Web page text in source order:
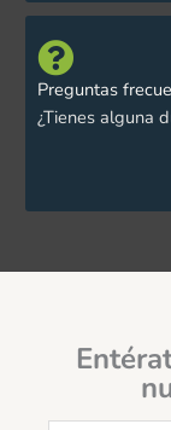
Preguntas
¿Tienes alguna